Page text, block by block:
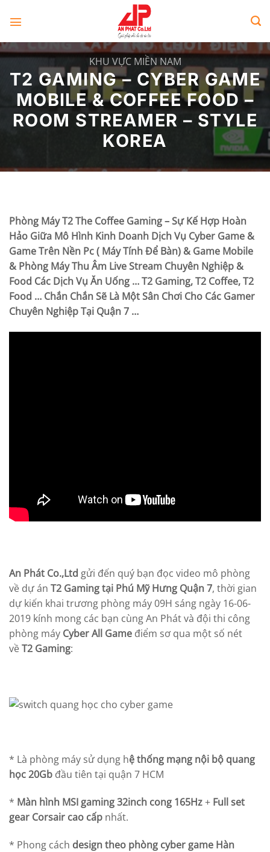
KHU VỰC MIỀN NAM
T2 GAMING – CYBER GAME
MOBILE & COFFEE FOOD –
ROOM STREAMER – STYLE
KOREA
Phòng Máy T2 The Coffee Gaming – Sự Kế Hợp Hoàn
Hảo Giữa Mô Hình Kinh Doanh Dịch Vụ Cyber Game &
Game Trên Nền Pc ( Máy Tính Để Bàn) & Game Mobile
& Phòng Máy Thu Âm Live Stream Chuyên Nghiệp &
Food Các Dịch Vụ Ăn Uống … T2 Gaming, T2 Coffee, T2
Food … Chắn Chắn Sẽ Là Một Sân Chơi Cho Các Gamer
Chuyên Nghiệp Tại Quận 7 …
An Phát Co.,Ltd gửi đến quý bạn đọc video mô phòng
về dự án T2 Gaming tại Phú Mỹ Hưng Quận 7, thời gian
dự kiến khai trương phòng máy 09H sáng ngày 16-06-
2019 kính mong các bạn cùng An Phát và đội thi công
phòng máy Cyber All Game điểm sơ qua một số nét
vềT2 Gaming:
* Là phòng máy sử dụng hệ thống mạng nội bộ quang
học 20Gb đầu tiên tại quận 7 HCM
* Màn hình MSI gaming 32inch cong 165Hz+ Full set
gear Corsair cao cấp nhất.
* Phong cách design theo phòng cyber game Hàn